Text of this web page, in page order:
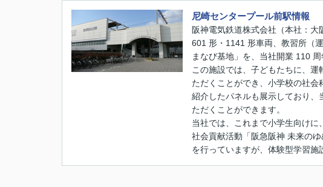
尼崎センタープール前駅情報
阪神電気鉄道株式会社（本社：
601 形・1141 形車両、教習所（
まなび基地」を、当社開業 110
この施設では、子どもたちに、
ただくことができ、小学校の社
紹介したパネルも展示しており
ただくことができます。
当社では、これまで小学生向け
社会貢献活動「阪急阪神 未来の
を行っていますが、体験型学習施